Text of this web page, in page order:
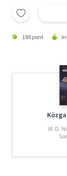
189 pont
W. D.